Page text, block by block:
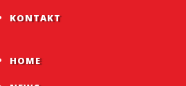
KONTAKT
HOME